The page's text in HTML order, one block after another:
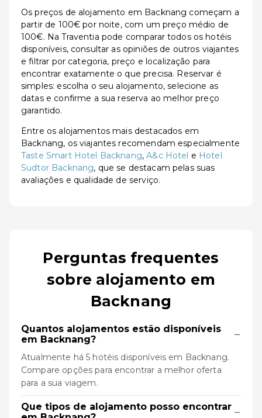
Os preços de alojamento em Backnang começam a
partir de 100€ por noite, com um preço médio de
100€. Na Traventia pode comparar todos os hotéis
disponíveis, consultar as opiniões de outros viajantes
e filtrar por categoria, preço e localização para
encontrar exatamente o que precisa. Reservar é
simples: escolha o seu alojamento, selecione as
datas e confirme a sua reserva ao melhor preço
garantido.
Entre os alojamentos mais destacados em
Backnang, os viajantes recomendam especialmente
Taste Smart Hotel Backnang,A&c Hotel e Hotel
Sudtor Backnang, que se destacam pelas suas
avaliações e qualidade de serviço.
Perguntas frequentes
sobre alojamento em
Backnang
Quantos alojamentos estão disponíveis
em Backnang?
−
Atualmente há 5 hotéis disponíveis em Backnang.
Compare opções para encontrar a melhor oferta
para a sua viagem.
Que tipos de alojamento posso encontrar −